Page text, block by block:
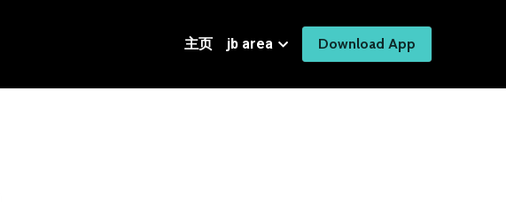
主页 jb area Download App